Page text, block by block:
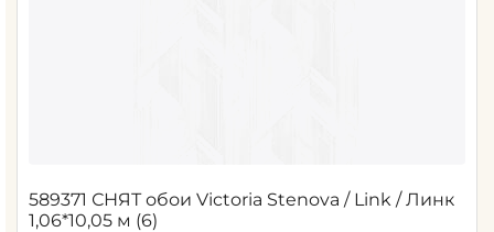
589371 СНЯТ обои Victoria Stenova / Link / Линк
1,06*10,05 м (6)